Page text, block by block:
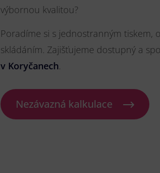
výbornou kvalitou?
Poradíme si s jednostranným tiskem,
skládáním. Zajišťujeme dostupný a
v Koryčanech.
Nezávazná kalkulace